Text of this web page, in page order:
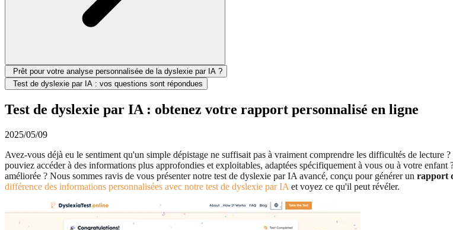
Prêt pour votre analyse personnalisée de la dyslexie par IA ?
Test de dyslexie par IA : vos questions sont répondues
Test de dyslexie par IA : obtenez votre rapport personnalisé en ligne
2025/05/09
Avez-vous déjà eu le sentiment qu'un simple dépistage ne suffisait pas à vraiment comprendre les difficultés de lecture
pouviez accéder à des informations plus approfondies et exploitables, adaptées spécifiquement à vous ou à votre enfant
améliorée ? Nous sommes ravis de vous présenter notre test de dyslexie par IA avancé, conçu pour générer un rapport
différence des informations personnalisées avec notre test de dyslexie par IA et voyez ce qu'il peut révéler.